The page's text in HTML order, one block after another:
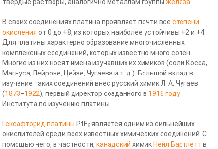
твёрдые растворы, аналогично металлам группы железа
В своих соединениях платина проявляет почти все степени
окисления от 0 до +8, из которых наиболее устойчивы +2 и +4.
Для платины характерно образование многочисленных
комплексных соединений, которых известно много сотен.
Многие из них носят имена изучавших их химиков (соли Косса,
Магнуса, Пейроне, Цейзе, Чугаева и т. д.). Большой вклад в
изучение таких соединений внес русский химик Л. А. Чугаев
(1873−1922), первый директор созданного в 1918 году
Института по изучению платины.
Гексафторид платины PtF6 является одним из сильнейших
окислителей среди всех известных химических соединений. С
помощью него, в частности, канадский химик Нейл Бартлетт в